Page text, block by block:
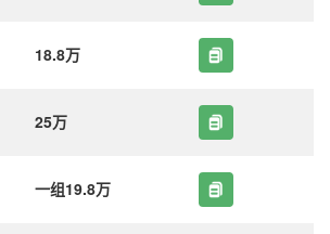
18.8万
25万
一组19.8万